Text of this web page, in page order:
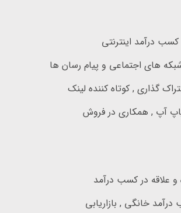
درآمد اینترنتی
های اجتماعی و پیام رسان ها
گذاری , کوتاه کننده لینک
آپ , همکاری در فروش
و علاقه در کسب درآمد
خانگی , بازاریابی